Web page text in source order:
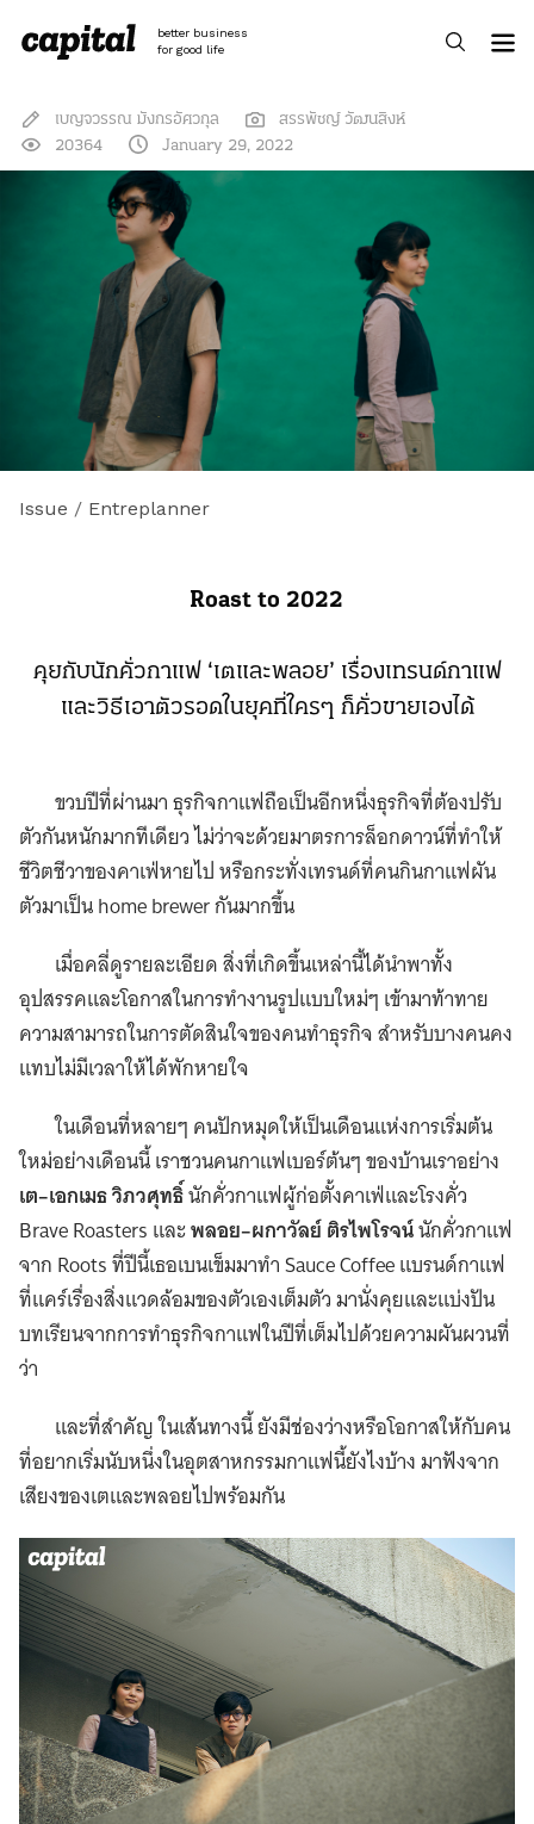
content
better business
for good life
เบญจวรรณ มังกรอัศวกุล
สรรพัชญ์ วัฒนสิงห์
20364
January 29, 2022
Issue / Entreplanner
Roast to 2022
คุยกับนักคั่วกาแฟ ‘เตและพลอย’ เรื่องเทรนด์กาแฟ
และวิธีเอาตัวรอดในยุคที่ใครๆ ก็คั่วขายเองได้
ขวบปีที่ผ่านมา ธุรกิจกาแฟถือเป็นอีกหนึ่งธุรกิจที่ต้องปรับ
ตัวกันหนักมากทีเดียว ไม่ว่าจะด้วยมาตรการล็อกดาวน์ที่ทำให้
ชีวิตชีวาของคาเฟ่หายไป หรือกระทั่งเทรนด์ที่คนกินกาแฟผัน
ตัวมาเป็น home brewer กันมากขึ้น
เมื่อคลี่ดูรายละเอียด สิ่งที่เกิดขึ้นเหล่านี้ได้นำพาทั้ง
อุปสรรคและโอกาสในการทำงานรูปแบบใหม่ๆ เข้ามาท้าทาย
ความสามารถในการตัดสินใจของคนทำธุรกิจ สำหรับบางคนคง
แทบไม่มีเวลาให้ได้พักหายใจ
ในเดือนที่หลายๆ คนปักหมุดให้เป็นเดือนแห่งการเริ่มต้น
ใหม่อย่างเดือนนี้ เราชวนคนกาแฟเบอร์ต้นๆ ของบ้านเราอย่าง
เต–เอกเมธ วิภวศุทธิ์นักคั่วกาแฟผู้ก่อตั้งคาเฟ่และโรงคั่ว
Brave Roasters และพลอย–ผกาวัลย์ ติรไพโรจน์นักคั่วกาแฟ
จาก Roots ที่ปีนี้เธอเบนเข็มมาทำ Sauce Coffee แบรนด์กาแฟ
ที่แคร์เรื่องสิ่งแวดล้อมของตัวเองเต็มตัว มานั่งคุยและแบ่งปัน
บทเรียนจากการทำธุรกิจกาแฟในปีที่เต็มไปด้วยความผันผวนที่
ว่า
และที่สำคัญ ในเส้นทางนี้ ยังมีช่องว่างหรือโอกาสให้กับคน
ที่อยากเริ่มนับหนึ่งในอุตสาหกรรมกาแฟนี้ยังไงบ้าง มาฟังจาก
เสียงของเตและพลอยไปพร้อมกัน